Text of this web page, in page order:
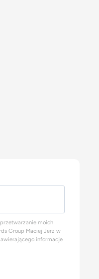
moich
Group Maciej Jerz w
informacje